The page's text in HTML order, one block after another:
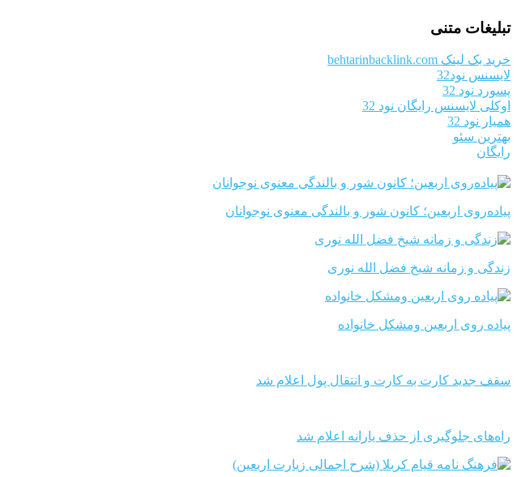
تبلیغات متنی
خرید بک لینک behtarinbacklink.com
لایسنس نود32
پسورد نود 32
اوکلی لایسنس رایگان نود 32
همیار نود 32
بهترین سئو
رایگان
پیاده‌روی اربعین؛ کانون شور و بالندگی معنوی نوجوانان
زندگی و زمانه شیخ فضل الله نوری
پیاده روی اربعین ومشکل خانواده
سقف جدید کارت به کارت و انتقال پول اعلام شد
راه‌های جلوگیری از حذف یارانه اعلام شد